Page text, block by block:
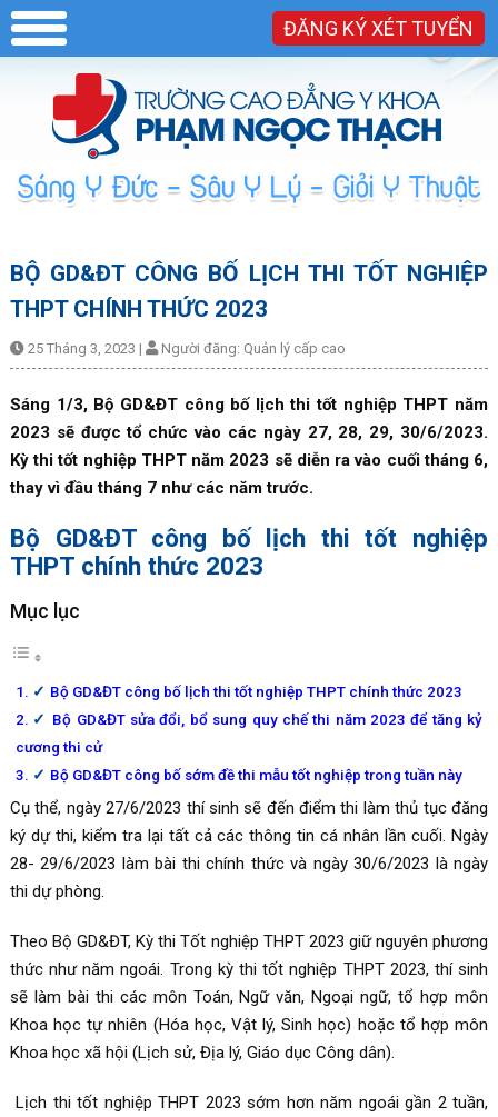
ĐĂNG KÝ XÉT TUYỂN
BỘ GD&ĐT CÔNG BỐ LỊCH THI TỐT NGHIỆP
THPT CHÍNH THỨC 2023
25 Tháng 3, 2023 | Người đăng: Quản lý cấp cao
Sáng 1/3, Bộ GD&ĐT công bố lịch thi tốt nghiệp THPT năm
2023 sẽ được tổ chức vào các ngày 27, 28, 29, 30/6/2023.
Kỳ thi tốt nghiệp THPT năm 2023 sẽ diễn ra vào cuối tháng 6,
thay vì đầu tháng 7 như các năm trước.
Bộ GD&ĐT công bố lịch thi tốt nghiệp
THPT chính thức 2023
Mục lục
Bộ GD&ĐT công bố lịch thi tốt nghiệp THPT chính thức 2023
Bộ GD&ĐT sửa đổi, bổ sung quy chế thi năm 2023 để tăng kỷ
cương thi cử
Bộ GD&ĐT công bố sớm đề thi mẫu tốt nghiệp trong tuần này
Cụ thể, ngày 27/6/2023 thí sinh sẽ đến điểm thi làm thủ tục đăng
ký dự thi, kiểm tra lại tất cả các thông tin cá nhân lần cuối. Ngày
28- 29/6/2023 làm bài thi chính thức và ngày 30/6/2023 là ngày
thi dự phòng.
Theo Bộ GD&ĐT, Kỳ thi Tốt nghiệp THPT 2023 giữ nguyên phương
thức như năm ngoái. Trong kỳ thi tốt nghiệp THPT 2023, thí sinh
sẽ làm bài thi các môn Toán, Ngữ văn, Ngoại ngữ, tổ hợp môn
Khoa học tự nhiên (Hóa học, Vật lý, Sinh học) hoặc tổ hợp môn
Khoa học xã hội (Lịch sử, Địa lý, Giáo dục Công dân).
Lịch thi tốt nghiệp THPT 2023 sớm hơn năm ngoái gần 2 tuần,